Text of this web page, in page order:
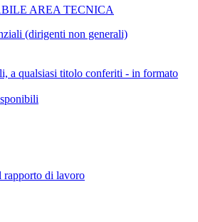
AREA TECNICA
(dirigenti non generali)
a qualsiasi titolo conferiti - in formato
rapporto di lavoro